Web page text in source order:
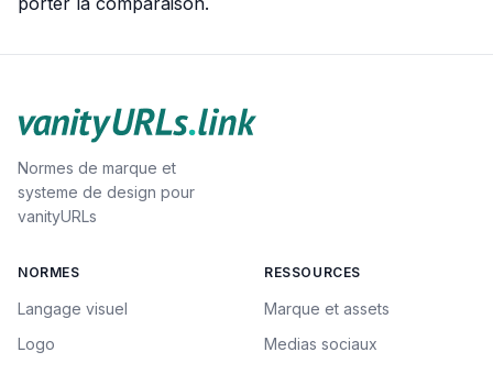
Normes de marque et
systeme de design pour
vanityURLs
NORMES
Langage visuel
Logo
RESSOURCES
Marque et assets
Medias sociaux